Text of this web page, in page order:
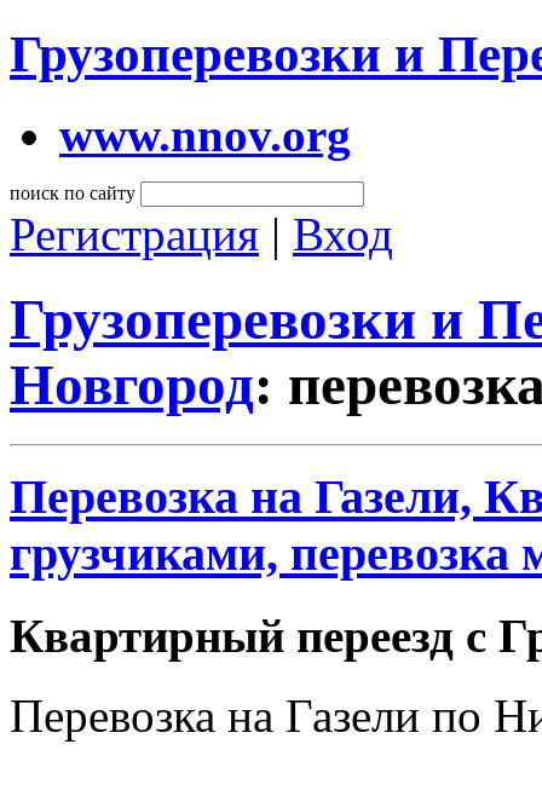
Грузоперевозки и
www.nnov.org
поиск по сайту
Регистрация | Вход
Грузоперевозки и
Новгород:
Перевозка на Газели,
грузчиками, перевозка
Квартирный переезд с
Перевозка на Газели по